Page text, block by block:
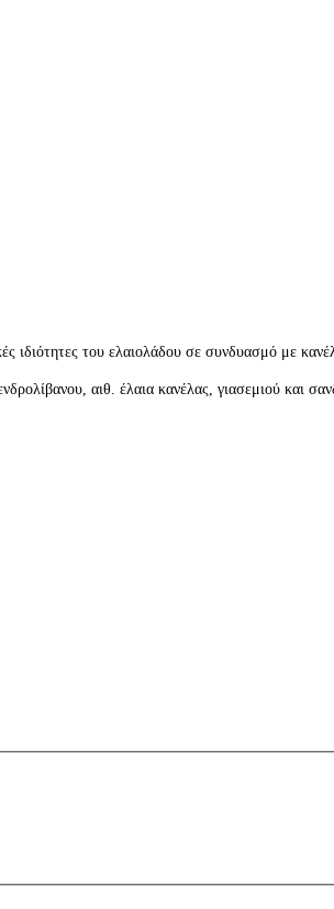
ιδιότητες του ελαιολάδου σε συνδυασμό με
αιθ. έλαια κανέλας, γιασεμιού και